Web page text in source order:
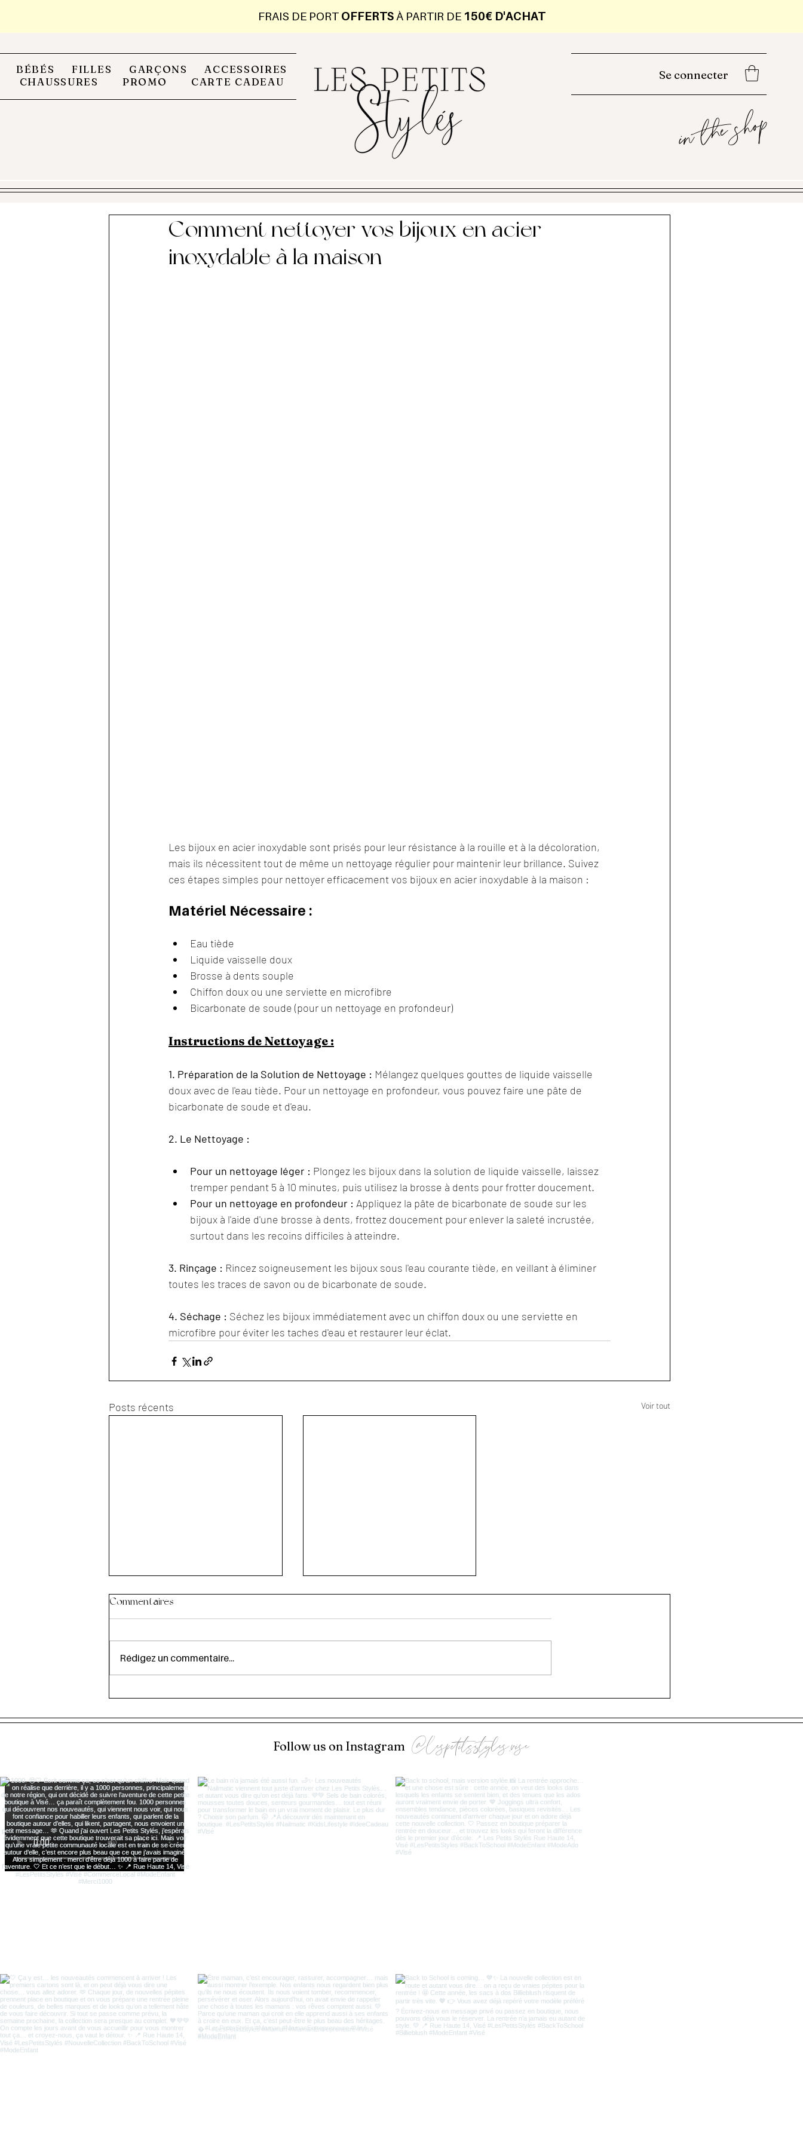
FRAIS DE PORT OFFERTS À PARTIR DE 150€ D'ACHAT
BÉBÉS FILLES GARÇONS
ACCESSOIRES
CHAUSSURES
PROMO CARTE CADEAU Se connecter
in the shop
Comment nettoyer vos bijoux en acier
inoxydable à la maison
Les bijoux en acier inoxydable sont prisés pour leur résistance à la rouille et à la décoloration,
mais ils nécessitent tout de même un nettoyage régulier pour maintenir leur brillance. Suivez
ces étapes simples pour nettoyer efficacement vos bijoux en acier inoxydable à la maison :
Matériel Nécessaire :
Eau tiède
Liquide vaisselle doux
Brosse à dents souple
Chiffon doux ou une serviette en microfibre
Bicarbonate de soude (pour un nettoyage en profondeur)
Instructions de Nettoyage :
1. Préparation de la Solution de Nettoyage : Mélangez quelques gouttes de liquide vaisselle
doux avec de l'eau tiède. Pour un nettoyage en profondeur, vous pouvez faire une pâte de
bicarbonate de soude et d'eau.
2. Le Nettoyage :
Pour un nettoyage léger : Plongez les bijoux dans la solution de liquide vaisselle, laissez
tremper pendant 5 à 10 minutes, puis utilisez la brosse à dents pour frotter doucement.
Pour un nettoyage en profondeur : Appliquez la pâte de bicarbonate de soude sur les
bijoux à l'aide d'une brosse à dents, frottez doucement pour enlever la saleté incrustée,
surtout dans les recoins difficiles à atteindre.
3. Rinçage : Rincez soigneusement les bijoux sous l'eau courante tiède, en veillant à éliminer
toutes les traces de savon ou de bicarbonate de soude.
4. Séchage : Séchez les bijoux immédiatement avec un chiffon doux ou une serviette en
microfibre pour éviter les taches d'eau et restaurer leur éclat.
Posts récents Voir tout
Astrologie et Élégance
Commentaires
Rédigez un commentaire...
Follow us on Instagram @lespetitsstyles.vise